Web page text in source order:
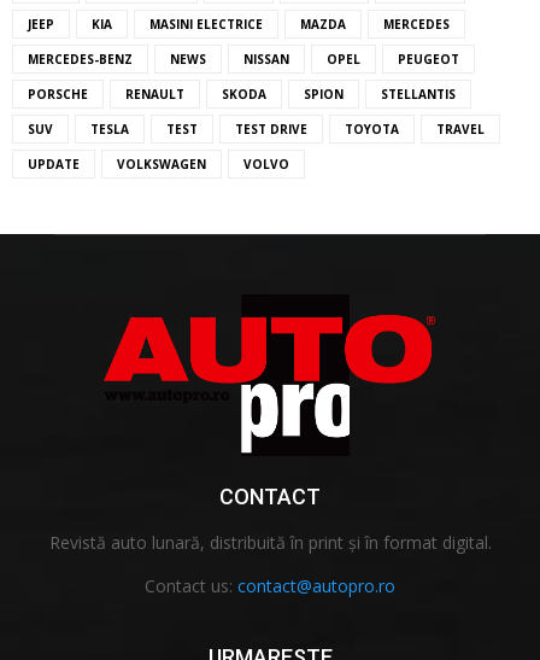
JEEP KIA MASINI ELECTRICE MAZDA MERCEDES
MERCEDES-BENZ NEWS NISSAN OPEL PEUGEOT
PORSCHE RENAULT SKODA SPION STELLANTIS
SUV TESLA TEST TEST DRIVE TOYOTA TRAVEL
UPDATE VOLKSWAGEN VOLVO
CONTACT
Revistă auto lunară, distribuită în print și în format digital.
Contact us: contact@autopro.ro